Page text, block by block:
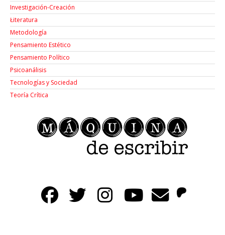
Investigación-Creación
Łiteratura
Metodología
Pensamiento Estético
Pensamiento Político
Psicoanálisis
Tecnologías y Sociedad
Teoría Crítica